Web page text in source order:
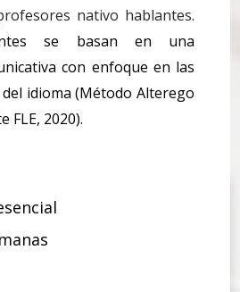
nativo hablantes.
se basan en una
con enfoque en las
idioma (Método Alterego
FLE, 2020).